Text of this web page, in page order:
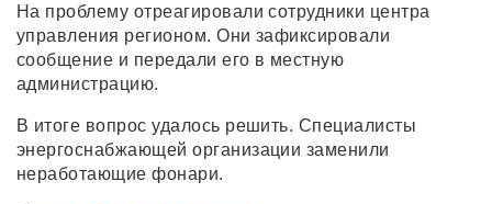
На проблему отреагировали сотрудники центра
управления регионом. Они зафиксировали
сообщение и передали его в местную
администрацию.
В итоге вопрос удалось решить. Специалисты
энергоснабжающей организации заменили
неработающие фонари.